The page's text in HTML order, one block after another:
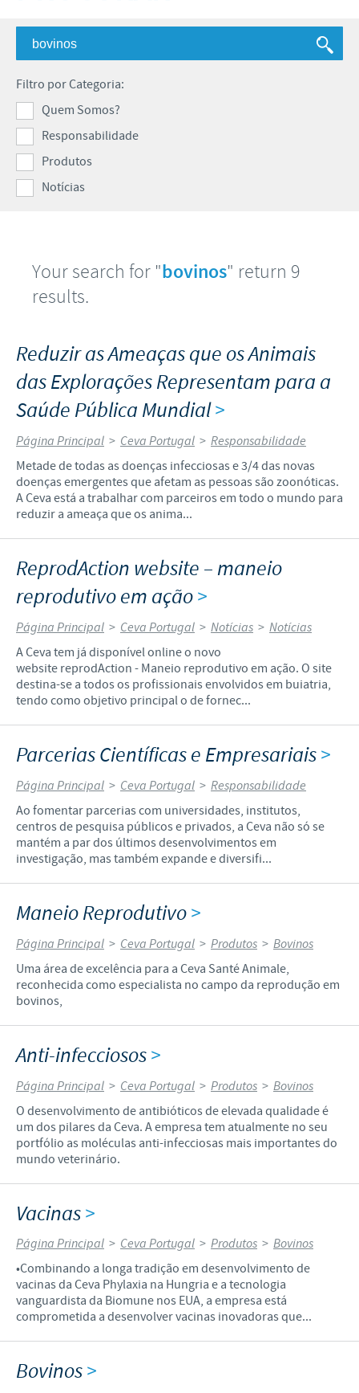
Os nossos valores
Presença no Mundo
Produção
Avicultura
Bovinos
Proteger a Saúde Pública Mundial
Alimentar o Mundo
Pessoas e Animais Felizes e Saudáveis
Ceva e a Comunidade
Filtro por Categoria:
Quem Somos?
Responsabilidade
Produtos
Notícias
Your search for "bovinos" return 9
results.
Reduzir as Ameaças que os Animais
das Explorações Representam para a
Saúde Pública Mundial>
Página Principal > Ceva Portugal > Responsabilidade
Metade de todas as doenças infecciosas e 3/4 das novas
doenças emergentes que afetam as pessoas são zoonóticas.
A Ceva está a trabalhar com parceiros em todo o mundo para
reduzir a ameaça que os anima...
ReprodAction website – maneio
reprodutivo em ação>
Página Principal > Ceva Portugal > Notícias > Notícias
A Ceva tem já disponível online o novo
website reprodAction - Maneio reprodutivo em ação. O site
destina-se a todos os profissionais envolvidos em buiatria,
tendo como objetivo principal o de fornec...
Parcerias Científicas e Empresariais>
Página Principal > Ceva Portugal > Responsabilidade
Ao fomentar parcerias com universidades, institutos,
centros de pesquisa públicos e privados, a Ceva não só se
mantém a par dos últimos desenvolvimentos em
investigação, mas também expande e diversifi...
Maneio Reprodutivo>
Página Principal > Ceva Portugal > Produtos > Bovinos
Uma área de excelência para a Ceva Santé Animale,
reconhecida como especialista no campo da reprodução em
bovinos,
Anti-infecciosos>
Página Principal > Ceva Portugal > Produtos > Bovinos
O desenvolvimento de antibióticos de elevada qualidade é
um dos pilares da Ceva. A empresa tem atualmente no seu
portfólio as moléculas anti-infecciosas mais importantes do
mundo veterinário.
Vacinas>
Página Principal > Ceva Portugal > Produtos > Bovinos
•Combinando a longa tradição em desenvolvimento de
vacinas da Ceva Phylaxia na Hungria e a tecnologia
vanguardista da Biomune nos EUA, a empresa está
comprometida a desenvolver vacinas inovadoras que...
Bovinos>